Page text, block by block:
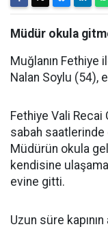
Müdür okula
Muğlanın
Nalan Soylu (54),
Fethiye Vali
sabah
Müdürün okula
kendisine
evine gitti.
Uzun süre